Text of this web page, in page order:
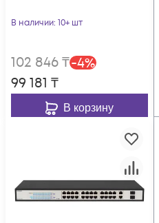
В наличии: 10+ шт
102 846₸-4%
99 181 ₸
В корзину